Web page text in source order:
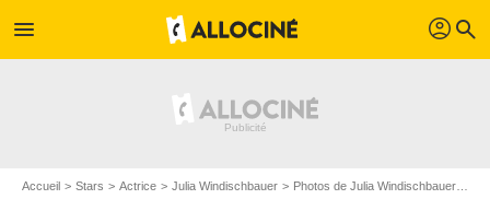
menu profil search
Accueil Stars Actrice Julia Windischbauer Photos de Julia Windischbauer